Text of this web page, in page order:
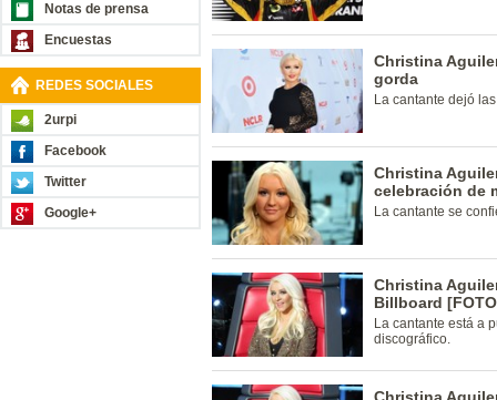
Notas de prensa
Encuestas
REDES SOCIALES
2urpi
Facebook
Twitter
Google+
Christina
gorda
La cantante dejó
Christina
celebración de
La cantante se
Christina
Billboard
La cantante está a
discográfico.